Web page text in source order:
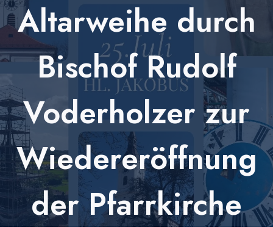
Altarweihe durch
Bischof Rudolf
Voderholzer zur
Wiedereröffnung
der Pfarrkirche